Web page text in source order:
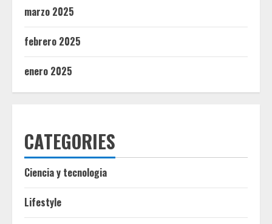
marzo 2025
febrero 2025
enero 2025
CATEGORIES
Ciencia y tecnologia
Lifestyle